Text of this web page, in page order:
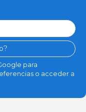
para
o acceder a